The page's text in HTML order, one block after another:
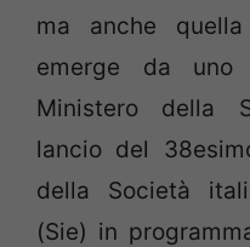
ma anche quella
emerge da uno
Ministero della
lancio del
della Società
(Sie) in